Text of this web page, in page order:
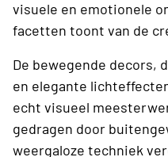
visuele en emotionele
facetten toont van de
De bewegende decors,
en elegante
echt visueel
gedragen door
weergaloze techniek